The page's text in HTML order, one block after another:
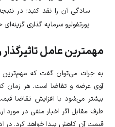
سادگی آن را نقد کنید؛ در
پورتفولیو سرمایه گذاری
مهمترین عامل
به جرات می‌توان گفت که مهم‌ترین
آوی عرضه و تقاضا است. هر زمان که
بیشتر می‌شود با افزایش تقاضا
طرف مقابل اگر اخبار منفی در مورد
قیمت آن کاهش پیدا خواهد کرد. در